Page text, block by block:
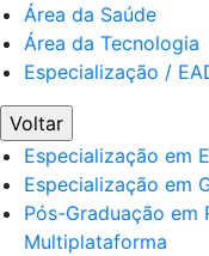
Área da Saúde
Área da Tecnologia
Especialização /
Voltar
Especialização em
Especialização em
Pós-Graduação
Multiplataforma